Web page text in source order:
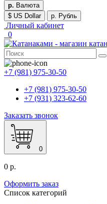
р. Валюта
$ US Dollar
р. Рубль
Личный кабинет
0
+7 (981) 975-30-50
+7 (981) 975-30-50
+7 (931) 323-62-60
Заказать звонок
0
0 р.
Оформить заказ
Список категорий